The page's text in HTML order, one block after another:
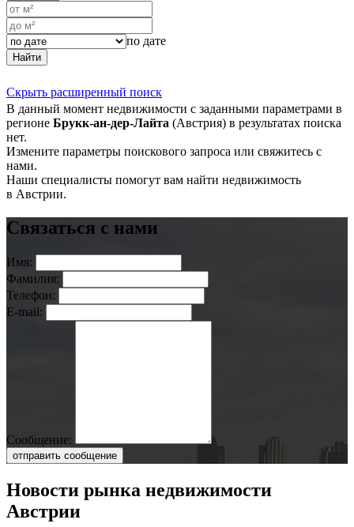
по дате
Найти
Скрыть расширенный поиск
В данный момент недвижимости с заданными параметрами в
регионе Брукк-ан-дер-Лайта (Австрия) в результатах поиска
нет.
Измените параметры поискового запроса или свяжитесь с
нами.
Наши специалисты помогут вам найти недвижимость
в Австрии.
Связаться с нами
Имя:
Фамилия:
Телефон:
E-mail:
Сообщение:
отправить сообщение
Новости рынка недвижимости
Австрии